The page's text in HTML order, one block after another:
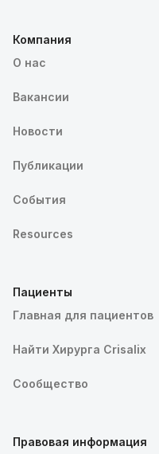
Компания
О нас
Вакансии
Новости
Публикации
События
Resources
Пациенты
Главная для пациентов
Найти Хирурга Crisalix
Сообщество
Правовая информация